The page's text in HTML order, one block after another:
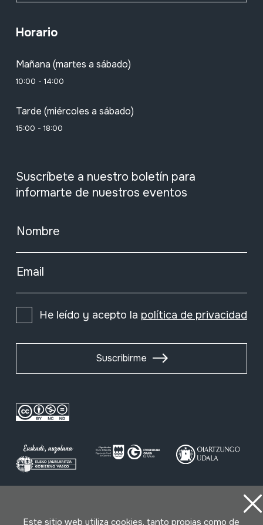
Horario
Mañana (martes a sábado)
10:00 - 14:00
Tarde (miércoles a sábado)
15:00 - 18:00
Suscríbete a nuestro boletín para
informarte de nuestros eventos
Nombre
Email
He leído y acepto la política de privacidad
Suscribirme
Este sitio web utiliza cookies, tanto propias como de